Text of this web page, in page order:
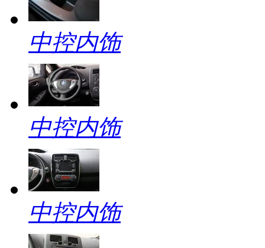
中控内饰
中控内饰
中控内饰